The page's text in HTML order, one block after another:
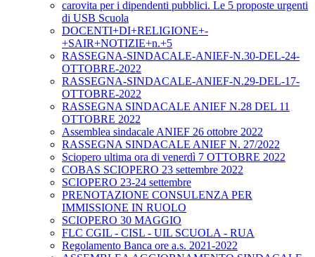
carovita per i dipendenti pubblici. Le 5 proposte urgenti
di USB Scuola
DOCENTI+DI+RELIGIONE+-
+SAIR+NOTIZIE+n.+5
RASSEGNA-SINDACALE-ANIEF-N.30-DEL-24-
OTTOBRE-2022
RASSEGNA-SINDACALE-ANIEF-N.29-DEL-17-
OTTOBRE-2022
RASSEGNA SINDACALE ANIEF N.28 DEL 11
OTTOBRE 2022
Assemblea sindacale ANIEF 26 ottobre 2022
RASSEGNA SINDACALE ANIEF N. 27/2022
Sciopero ultima ora di venerdì 7 OTTOBRE 2022
COBAS SCIOPERO 23 settembre 2022
SCIOPERO 23-24 settembre
PRENOTAZIONE CONSULENZA PER
IMMISSIONE IN RUOLO
SCIOPERO 30 MAGGIO
FLC CGIL - CISL - UIL SCUOLA - RUA
Regolamento Banca ore a.s. 2021-2022